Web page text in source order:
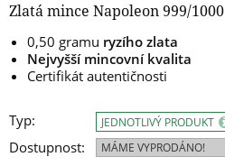
Zlatá mince Napoleon 999/1000
0,50 gramu ryzího zlata
Nejvyšší mincovní kvalita
Certifikát autentičnosti
Typ:
Dostupnost:
JEDNOTLIVÝ PRODUKT
MÁME VYPRODÁNO!